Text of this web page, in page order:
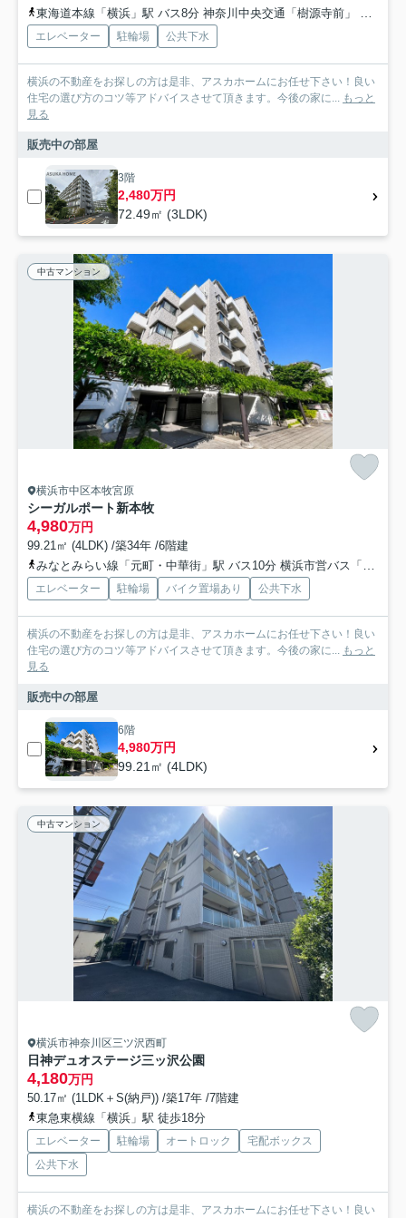
東海道本線「横浜」駅 バス8分 神奈川中央交通「樹源寺前」 停歩23分
エレベーター 駐輪場 公共下水
横浜の不動産をお探しの方は是非、アスカホームにお任せ下さい！良い
住宅の選び方のコツ等アドバイスさせて頂きます。今後の家に... もっと
見る
販売中の部屋
3階
2,480万円
72.49㎡ (3LDK)
中古マンション
横浜市中区本牧宮原
シーガルポート新本牧
4,980万円
99.21㎡ (4LDK) /築34年 /6階建
みなとみらい線「元町・中華街」駅 バス10分 横浜市営バス「小港」 停歩3分
エレベーター 駐輪場 バイク置場あり 公共下水
横浜の不動産をお探しの方は是非、アスカホームにお任せ下さい！良い
住宅の選び方のコツ等アドバイスさせて頂きます。今後の家に... もっと
見る
販売中の部屋
6階
4,980万円
99.21㎡ (4LDK)
中古マンション
横浜市神奈川区三ツ沢西町
日神デュオステージ三ッ沢公園
4,180万円
50.17㎡ (1LDK＋S(納戸)) /築17年 /7階建
東急東横線「横浜」駅 徒歩18分
エレベーター 駐輪場 オートロック
宅配ボックス
公共下水
横浜の不動産をお探しの方は是非、アスカホームにお任せ下さい！良い